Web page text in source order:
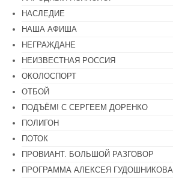
НАСЛЕДИЕ
НАША АФИША
НЕГРАЖДАНЕ
НЕИЗВЕСТНАЯ РОССИЯ
ОКОЛОСПОРТ
ОТБОЙ
ПОДЪЁМ! С СЕРГЕЕМ ДОРЕНКО
ПОЛИГОН
ПОТОК
ПРОВИАНТ. БОЛЬШОЙ РАЗГОВОР
ПРОГРАММА АЛЕКСЕЯ ГУДОШНИКОВА